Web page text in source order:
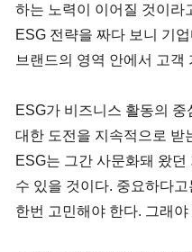
하는 노력이 이어질 것이라
ESG 전략을 짜다 보니 기
브랜드의 영역 안에서 고
ESG가 비즈니스 활동의
대한 도전을 지속적으로 받
ESG는 그간 사문화돼 왔
수 있을 것이다. 중요하다
한번 고민해야 한다. 그래